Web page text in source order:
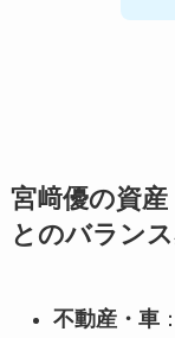
宮﨑優の資
とのバラン
不動産・車